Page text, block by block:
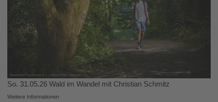
So. 31.05.26 Wald im Wandel mit Christian Schmitz
Weitere Informationen